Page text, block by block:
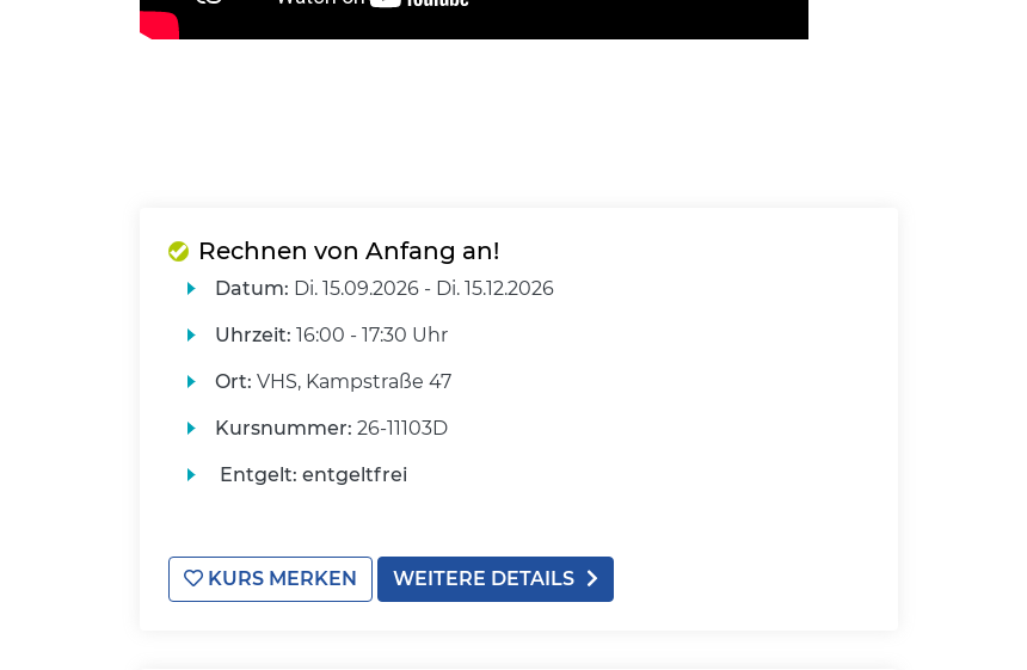
Rechnen von Anfang an!
Datum: Di. 15.09.2026 - Di. 15.12.2026
Uhrzeit: 16:00 - 17:30 Uhr
Ort: VHS, Kampstraße 47
Kursnummer: 26-11103D
Entgelt: entgeltfrei
KURS MERKEN WEITERE DETAILS